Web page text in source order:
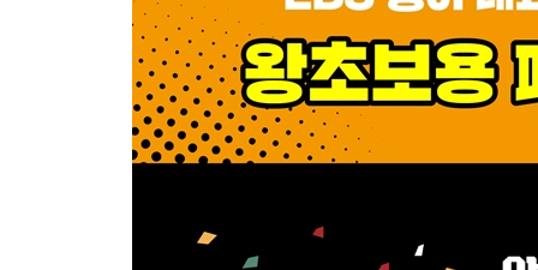
LEVEL 2 의문문 패턴 훈련
1. What is ~? ~은 뭐야?
2. What kind of ~? 어떤 ~을?
3. What’s ~ like? ~은 어때?
4. What’s your favorite ~? 가장 좋아하는 ~이 뭐야?
6. When is ~? ~은 언제야?
7. When are you planning to ~? 언제 ~할 계획이야?